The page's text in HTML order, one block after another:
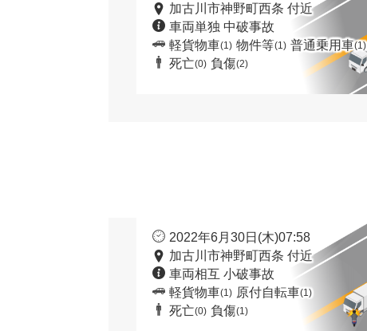
加古川市神野町西条 付近
車両単独 中破事故
軽貨物車(1) 物件等(1) 普通乗用車(1)
死亡(0) 負傷(2)
2022年6月30日(木)07:58
加古川市神野町西条 付近
車両相互 小破事故
軽貨物車(1) 原付自転車(1)
死亡(0) 負傷(1)